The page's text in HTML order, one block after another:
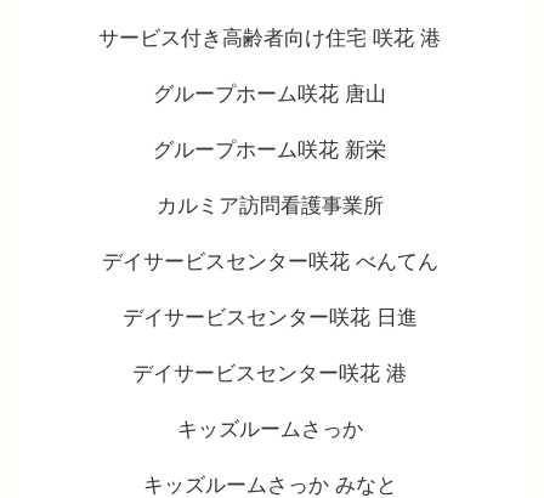
サービス付き高齢者向け住宅 咲花 港
グループホーム咲花 唐山
グループホーム咲花 新栄
カルミア訪問看護事業所
デイサービスセンター咲花 べんてん
デイサービスセンター咲花 日進
デイサービスセンター咲花 港
キッズルームさっか
キッズルームさっか みなと